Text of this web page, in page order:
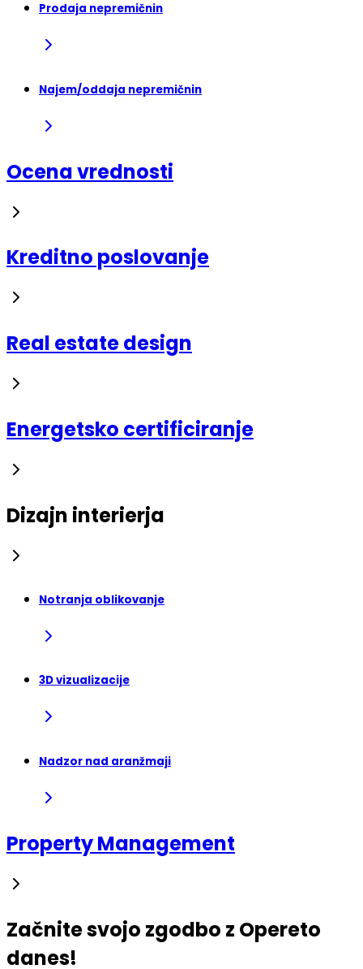
Prodaja nepremičnin
Najem/oddaja nepremičnin
Ocena vrednosti
Kreditno poslovanje
Real estate design
Energetsko certificiranje
Dizajn interierja
Notranja oblikovanje
3D vizualizacije
Nadzor nad aranžmaji
Property Management
Začnite svojo zgodbo z Opereto
danes!